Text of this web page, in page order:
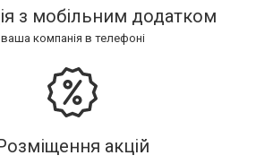
з мобільним додатком
ваша компанія в телефоні
акцій